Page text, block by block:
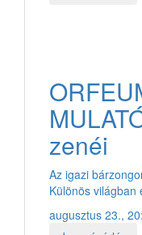
zenéi
Az igazi
Különös világban
augusztus 23.,